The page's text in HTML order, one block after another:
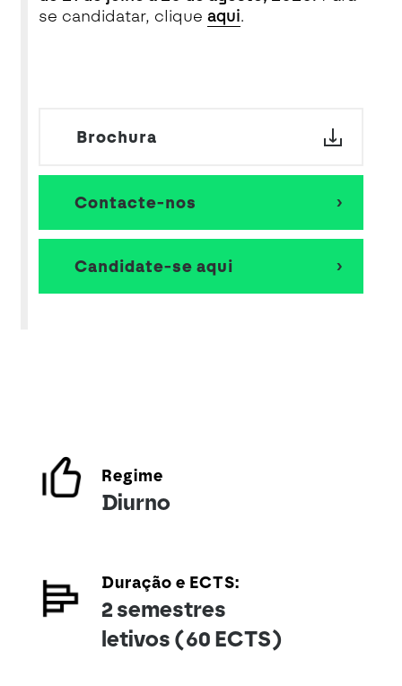
se candidatar, clique aqui.
Brochura
Contacte-nos
Candidate-se aqui
Regime
Diurno
Duração e ECTS:
2 semestres
letivos (60 ECTS)